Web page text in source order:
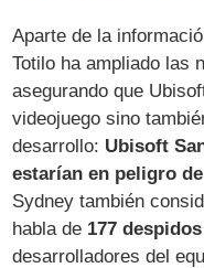
Aparte de la
Totilo ha ampliado las
asegurando que
videojuego sino
desarrollo: Ubisoft
estarían en peligro
Sydney también
habla de 177 despidos
desarrolladores del